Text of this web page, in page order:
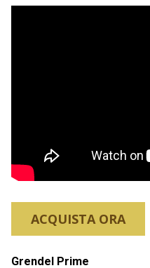
ACQUISTA ORA
Grendel Prime